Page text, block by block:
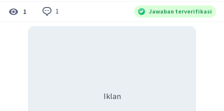
1 1 Jawaban terverifikasi
Iklan